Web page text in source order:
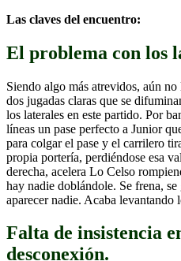
Las claves del encuentro:
El problema con los
Siendo algo más atrevidos, aún
dos jugadas claras que se
los laterales en este partido. Por
líneas un pase perfecto a Junior
para colgar el pase y el carrilero
propia porterí­a, perdiéndose esa
derecha, acelera Lo Celso
hay nadie doblándole. Se frena,
aparecer nadie. Acaba levantando
Falta de insistencia
desconexión.